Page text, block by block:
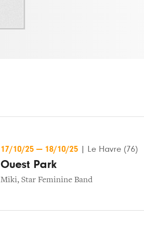
17/10/25 — 18/10/25 Le Havre (76)
Ouest Park
Miki, Star Feminine Band